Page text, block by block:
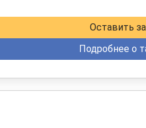
Оставить
Подробнее о